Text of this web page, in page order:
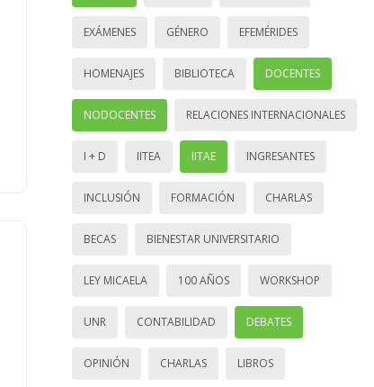
EXÁMENES GÉNERO EFEMÉRIDES
HOMENAJES BIBLIOTECA DOCENTES
NODOCENTES RELACIONES INTERNACIONALES
I + D IITEA IITAE INGRESANTES
INCLUSIÓN FORMACIÓN CHARLAS
BECAS BIENESTAR UNIVERSITARIO
LEY MICAELA 100 AÑOS WORKSHOP
UNR CONTABILIDAD DEBATES
OPINIÓN CHARLAS LIBROS